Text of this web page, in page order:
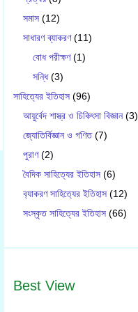
সমাস (12)
সাধারণ ব্যাকরণ(11)
বোধ পরীক্ষণ(1)
সন্ধি(3)
সাহিত্যের ইতিহাস (96)
আয়ুর্বেদ শাস্ত্র ও চিকিৎসা বিজ্ঞান(3)
জ্যোতির্বিজ্ঞান ও গণিত(7)
পুরাণ(2)
বৈদিক সাহিত্যের ইতিহাস (6)
ব‍্যাকরণ সাহিত‍্যের ইতিহাস (12)
সংস্কৃত সাহিত্যের ইতিহাস (66)
Best View